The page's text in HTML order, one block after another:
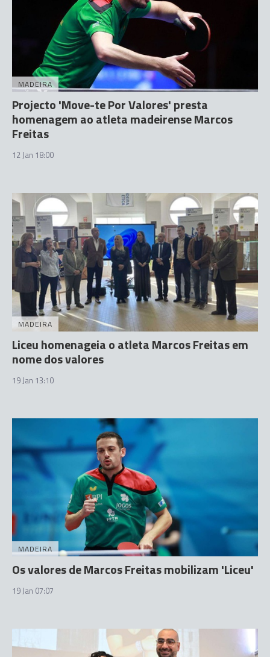
MADEIRA
Projecto 'Move-te Por Valores' presta
homenagem ao atleta madeirense Marcos
Freitas
12 Jan 18:00
MADEIRA
Liceu homenageia o atleta Marcos Freitas em
nome dos valores
19 Jan 13:10
MADEIRA
Os valores de Marcos Freitas mobilizam 'Liceu'
19 Jan 07:07